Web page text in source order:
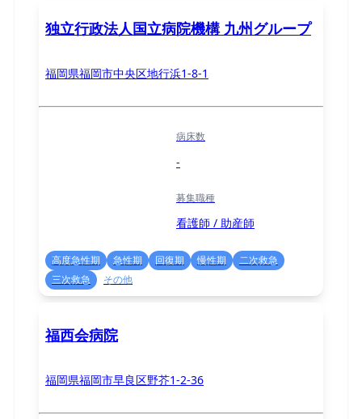
独立行政法人国立病院機構 九州グループ
福岡県福岡市中央区地行浜1-8-1
病床数
-
募集職種
看護師 / 助産師
高度急性期 急性期 回復期 慢性期
二次救急
三次救急
その他
福西会病院
福岡県福岡市早良区野芥1-2-36